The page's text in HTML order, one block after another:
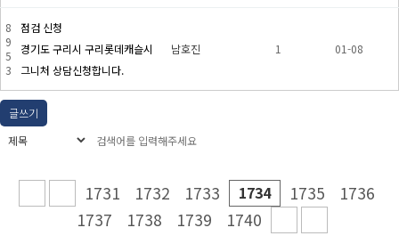
8
9
5
3
점검 신청
경기도 구리시 구리롯데캐슬시
그니처 상담신청합니다.
남호진 1 01-08
글쓰기
1731 1732 1733 1734 1735
1736
1737
1738 1739 1740